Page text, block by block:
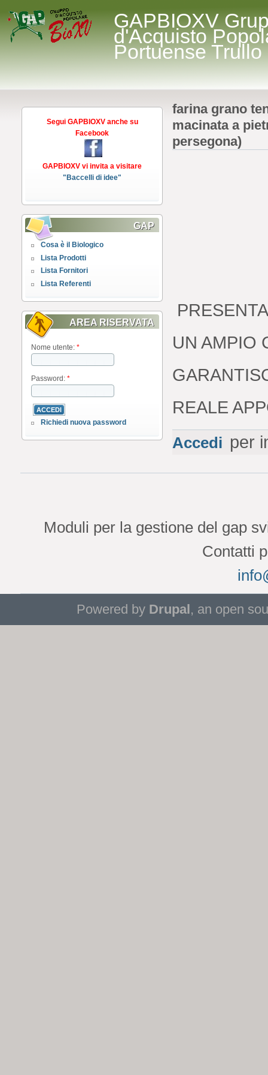
GAPBIOXV
d'Acquisto
Portuense Trullo
Segui GAPBIOXV anche su
Facebook
GAPBIOXV vi invita a visitare
"Baccelli di idee"
GAP
Cosa è il Biologico
Lista Prodotti
Lista Fornitori
Lista Referenti
AREA RISERVATA
Nome utente: *
Password: *
Richiedi nuova password
farina grano
macinata a
persegona)
UN AMPIO
REALE
Accedi per
Moduli per la gestione del gap
Contatti
Powered by Drupal, an open